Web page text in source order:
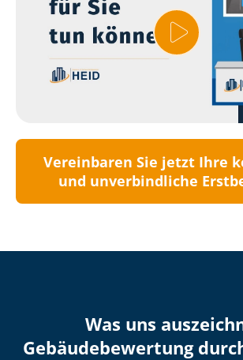
Vereinbaren Sie jetzt Ihre
und unverbindliche
Was uns
Ge­bäu­de­be­wer­tung